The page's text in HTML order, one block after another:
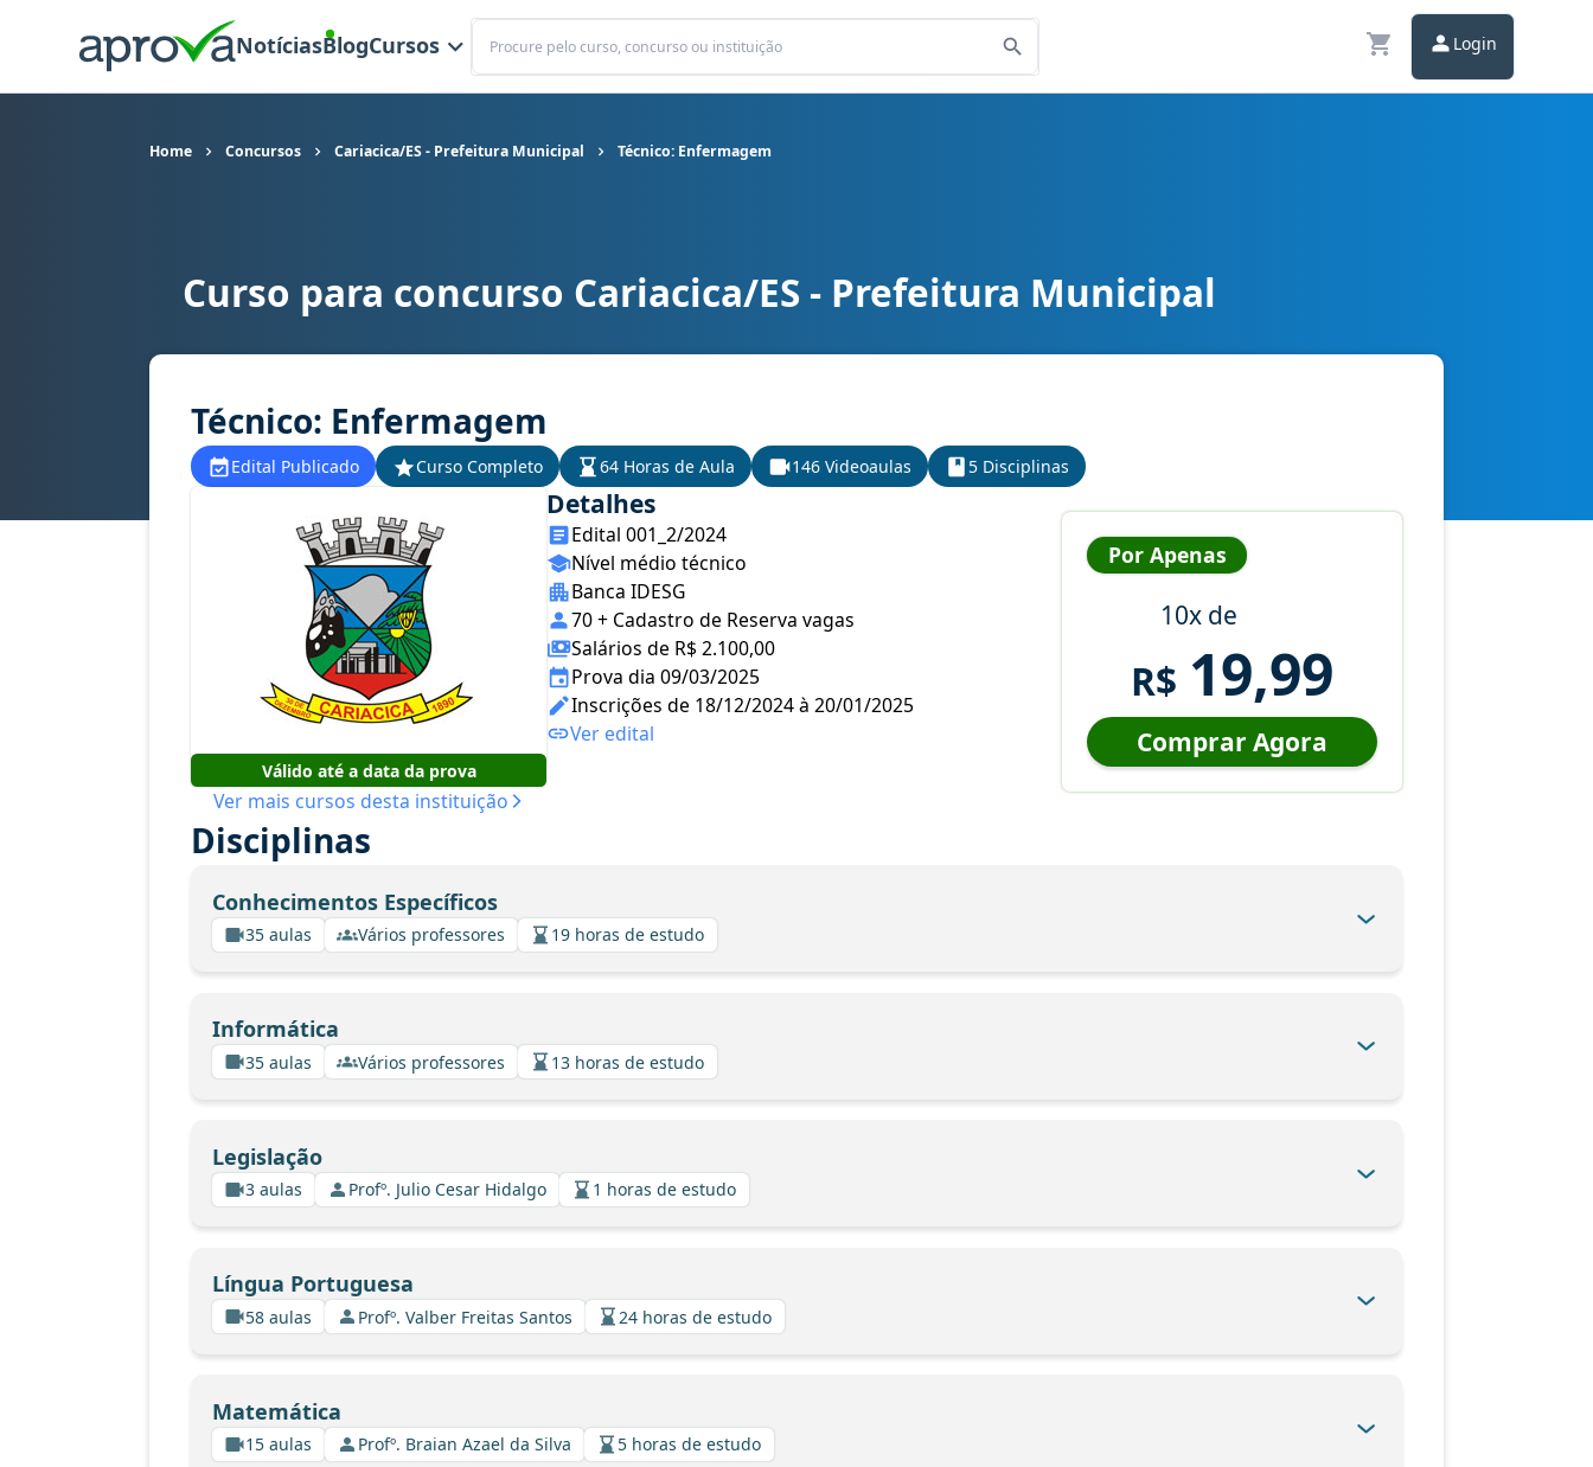
NotíciasBlogCursos
Buscar
Login
Home Concursos Cariacica/ES - Prefeitura Municipal Técnico: Enfermagem
Curso para concurso Cariacica/ES - Prefeitura Municipal cargo Técnico: Enfermagem
Curso para concurso Cariacica/ES - Prefeitura Municipal
Técnico: Enfermagem
Edital Publicado Curso Completo 64 Horas de Aula 146 Videoaulas 5 Disciplinas
Válido até a data da prova
Ver mais cursos desta instituição
Detalhes
Edital 001_2/2024
Nível médio técnico
Banca IDESG
70 + Cadastro de Reserva vagas
Salários de R$ 2.100,00
Prova dia 09/03/2025
Inscrições de 18/12/2024 à 20/01/2025
Ver edital
Por Apenas
10x de
R$ 19,99
Comprar Agora
Disciplinas
Conhecimentos Específicos
35 aulas Vários professores 19 horas de estudo
Informática
35 aulas Vários professores 13 horas de estudo
Legislação
3 aulas Profº. Julio Cesar Hidalgo 1 horas de estudo
Língua Portuguesa
58 aulas Profº. Valber Freitas Santos 24 horas de estudo
Matemática
15 aulas Profº. Braian Azael da Silva 5 horas de estudo